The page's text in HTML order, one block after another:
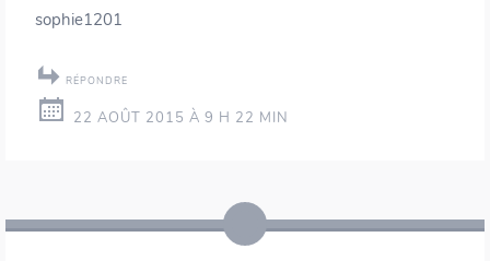
sophie1201
RÉPONDRE
22 AOÛT 2015 À 9 H 22 MIN